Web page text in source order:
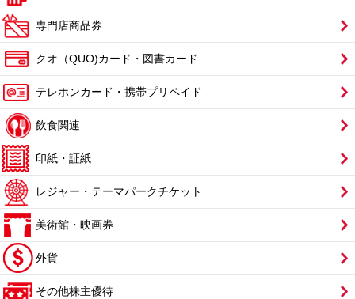
専門店商品券
クオ（QUO)カード・図書カード
テレホンカード・携帯プリペイド
飲食関連
印紙・証紙
レジャー・テーマパークチケット
美術館・映画券
外貨
その他株主優待